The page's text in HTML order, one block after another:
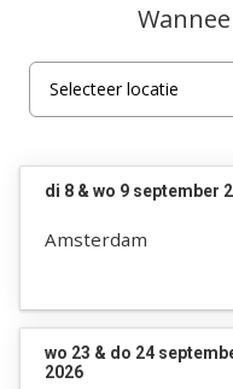
di 8 & wo 9 september
Amsterdam
wo 23 & do 24
2026